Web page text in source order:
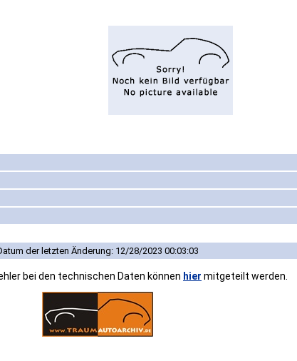
der letzten Änderung: 12/28/2023 00:03:03
bei den technischen Daten können hier mitgeteilt werden.